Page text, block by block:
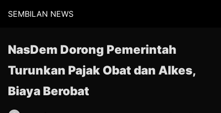
SEMBILAN NEWS
NasDem Dorong Pemerintah
Turunkan Pajak Obat dan Alkes,
Biaya Berobat